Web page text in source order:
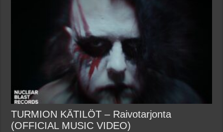
TURMION KÄTILÖT – Raivotarjonta
(OFFICIAL MUSIC VIDEO)